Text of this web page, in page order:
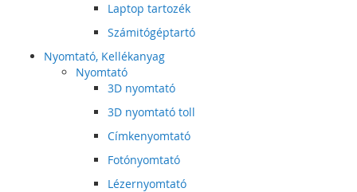
Laptop tartozék
Számitógéptartó
Nyomtató, Kellékanyag
Nyomtató
3D nyomtató
3D nyomtató toll
Címkenyomtató
Fotónyomtató
Lézernyomtató